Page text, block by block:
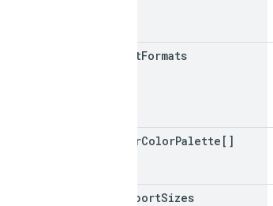
exportFormats
folderColorPalette[]
ImportSizes